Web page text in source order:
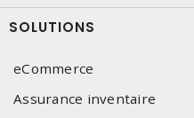
SOLUTIONS
eCommerce
Assurance inventaire